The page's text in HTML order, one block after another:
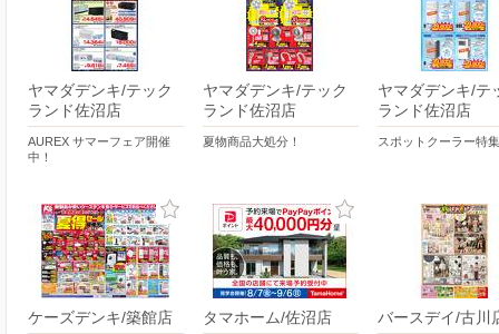
ヤマダデンキ/テック
ランド佐沼店
AUREX サマーフェア開催
中！
ヤマダデンキ/テック
ランド佐沼店
夏物商品大処分！
ヤマダデンキ/テ
ランド佐沼店
スポットクーラー特集
ケーズデンキ/築館店 タマホーム/佐沼店 バースデイ/古川